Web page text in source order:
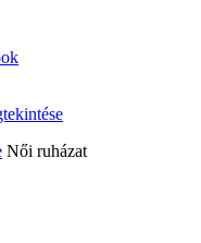
Női ruházat